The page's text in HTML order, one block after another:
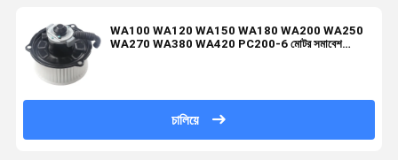
WA100 WA120 WA150 WA180 WA200 WA250
WA270 WA380 WA420 PC200-6 মোটর সমাবেশ
চালিয়ে